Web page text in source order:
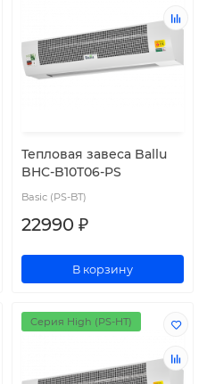
Тепловая завеса Ballu
BHC-B10T06-PS
Basic (PS-BT)
22990 ₽
В корзину
Серия High (PS-HT)